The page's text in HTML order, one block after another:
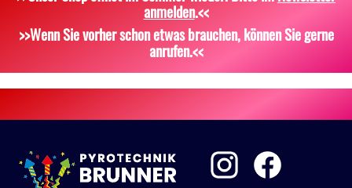
anmelden.<<
>>Wenn Sie vorher schon etwas brauchen, können Sie gerne
anrufen.<<